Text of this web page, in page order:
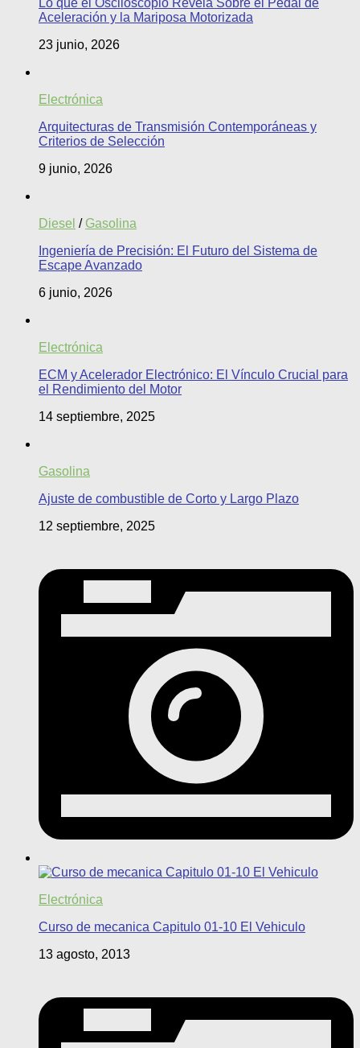
Lo que el Osciloscopio Revela Sobre el Pedal de
Aceleración y la Mariposa Motorizada
23 junio, 2026
Electrónica
Arquitecturas de Transmisión Contemporáneas y
Criterios de Selección
9 junio, 2026
Diesel / Gasolina
Ingeniería de Precisión: El Futuro del Sistema de
Escape Avanzado
6 junio, 2026
Electrónica
ECM y Acelerador Electrónico: El Vínculo Crucial para
el Rendimiento del Motor
14 septiembre, 2025
Gasolina
Ajuste de combustible de Corto y Largo Plazo
12 septiembre, 2025
Electrónica
Curso de mecanica Capitulo 01-10 El Vehiculo
13 agosto, 2013